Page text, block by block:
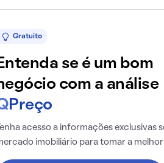
Gratuito
se é um bom
com a análise
Preço
Tenha acesso a informações exclusivas
imobiliário para tomar a